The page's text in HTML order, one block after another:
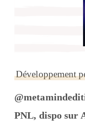
Développement
PNL, dispo sur